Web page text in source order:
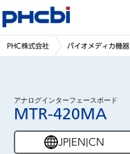
PHC株式会社 バイオメディカ機器
アナログインターフェースボード
MTR-420MA
JP| EN CN